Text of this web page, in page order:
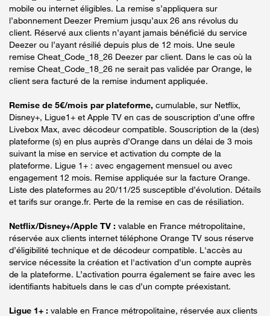
mobile ou internet éligibles. La remise s’appliquera sur
l’abonnement Deezer Premium jusqu’aux 26 ans révolus du
client. Réservé aux clients n’ayant jamais bénéficié du service
Deezer ou l’ayant résilié depuis plus de 12 mois. Une seule
remise Cheat_Code_18_26 Deezer par client. Dans le cas où la
remise Cheat_Code_18_26 ne serait pas validée par Orange, le
client sera facturé de la remise indument appliquée.
Remise de 5€/mois par plateforme, cumulable, sur Netflix,
Disney+, Ligue1+ et Apple TV en cas de souscription d’une offre
Livebox Max, avec décodeur compatible. Souscription de la (des)
plateforme (s) en plus auprès d’Orange dans un délai de 3 mois
suivant la mise en service et activation du compte de la
plateforme. Ligue 1+ : avec engagement mensuel ou avec
engagement 12 mois. Remise appliquée sur la facture Orange.
Liste des plateformes au 20/11/25 susceptible d’évolution. Détails
et tarifs sur orange.fr. Perte de la remise en cas de résiliation.
Netflix/Disney+/Apple TV : valable en France métropolitaine,
réservée aux clients internet téléphone Orange TV sous réserve
d’éligibilité technique et de décodeur compatible. L'accès au
service nécessite la création et l'activation d'un compte auprès
de la plateforme. L’activation pourra également se faire avec les
identifiants habituels dans le cas d’un compte préexistant.
Ligue 1+ : valable en France métropolitaine, réservée aux clients